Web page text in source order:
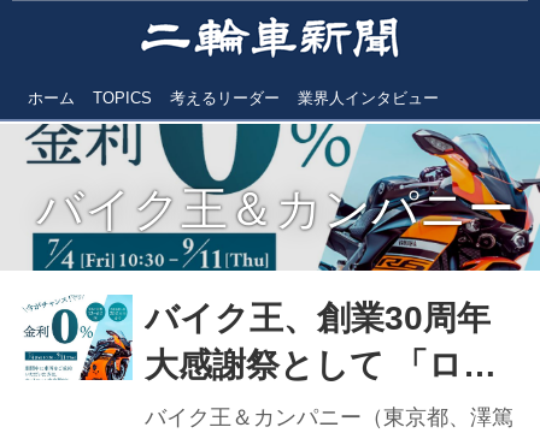
ホーム TOPICS 考えるリーダー 業界人インタビュー
バイク王＆カンパニー
バイク王、創業30周年
大感謝祭として 「ロー
ン金利0％キャンペー
バイク王＆カンパニー（東京都、澤篤